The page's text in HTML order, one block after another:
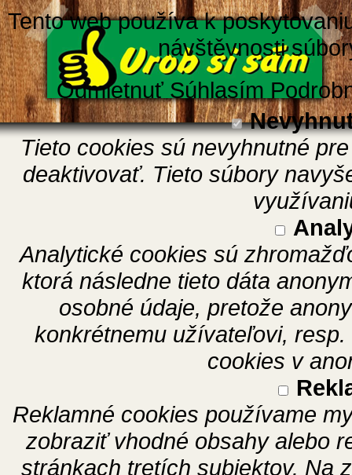
Tento web používa k
návštěvnosti
Odmietnuť Súhlasím
Tieto cookies sú nevyhnutné
deaktivovať. Tieto súbory
Analytické cookies sú
ktorá následne tieto dáta
osobné údaje, pretože
konkrétnemu užívateľovi,
cookies v
Reklamné cookies používame
zobraziť vhodné obsahy alebo
stránkach tretích subjektov. Na